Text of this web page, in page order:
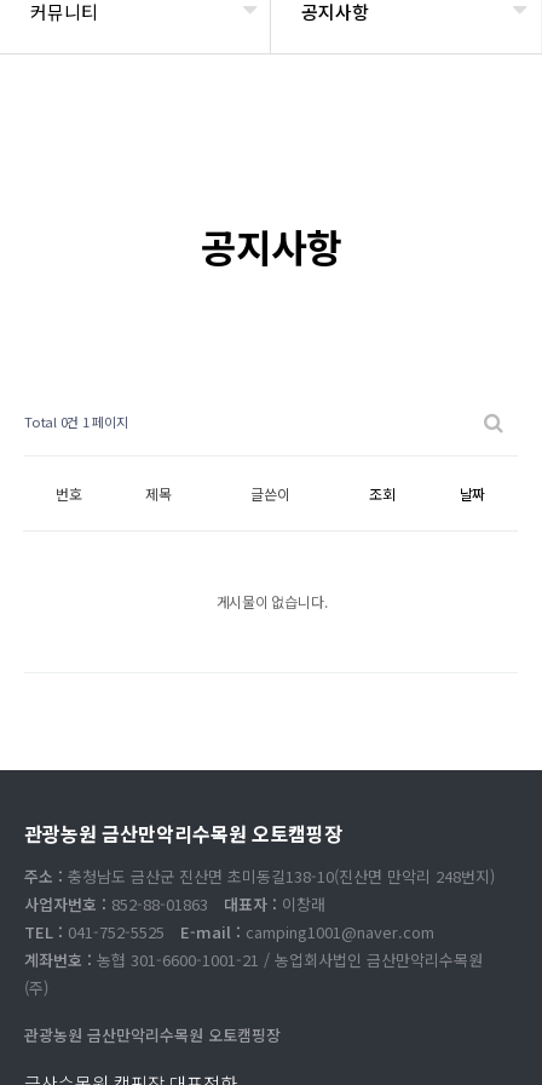
커뮤니티 공지사항
공지사항
Total 0건 1 페이지
번호 제목 글쓴이 조회 날짜
게시물이 없습니다.
관광농원 금산만악리수목원 오토캠핑장
주소 : 충청남도 금산군 진산면 초미동길138-10(진산면 만악리 248번지)
사업자번호 : 852-88-01863 대표자 : 이창래
TEL : 041-752-5525 E-mail : camping1001@naver.com
계좌번호 : 농협 301-6600-1001-21 / 농업회사법인 금산만악리수목원
(주)
관광농원 금산만악리수목원 오토캠핑장